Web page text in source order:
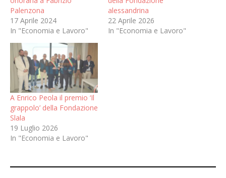
Palenzona
17 Aprile 2024
In "Economia e Lavoro"
alessandrina
22 Aprile 2026
In "Economia e Lavoro"
A Enrico Peola il premio ‘Il
grappolo’ della Fondazione
Slala
19 Luglio 2026
In "Economia e Lavoro"